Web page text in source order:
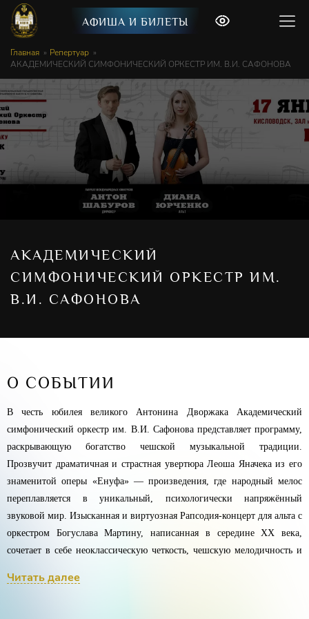
АФИША И БИЛЕТЫ
Главная
Репертуар
АКАДЕМИЧЕСКИЙ СИМФОНИЧЕСКИЙ ОРКЕСТР ИМ. В.И. САФОНОВА
АКАДЕМИЧЕСКИЙ
СИМФОНИЧЕСКИЙ ОРКЕСТР ИМ.
В.И. САФОНОВА
О СОБЫТИИ
В честь юбилея великого Антонина Дворжака Академический
симфонический оркестр им. В.И. Сафонова представляет программу,
раскрывающую богатство чешской музыкальной традиции.
Прозвучит драматичная и страстная увертюра Леоша Яначека из его
знаменитой оперы «Енуфа» — произведения, где народный мелос
переплавляется в уникальный, психологически напряжённый
звуковой мир. Изысканная и виртуозная Рапсодия-концерт для альта с
оркестром Богуслава Мартину, написанная в середине XX века,
сочетает в себе неоклассическую четкость, чешскую мелодичность и
Читать далее